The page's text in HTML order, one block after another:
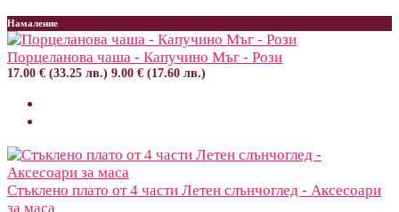
Намаление
Порцеланова чаша - Капучино Мъг - Рози
17.00 € (33.25 лв.) 9.00 € (17.60 лв.)
Стъклено плато от 4 части Летен слънчоглед - Аксесоари
за маса